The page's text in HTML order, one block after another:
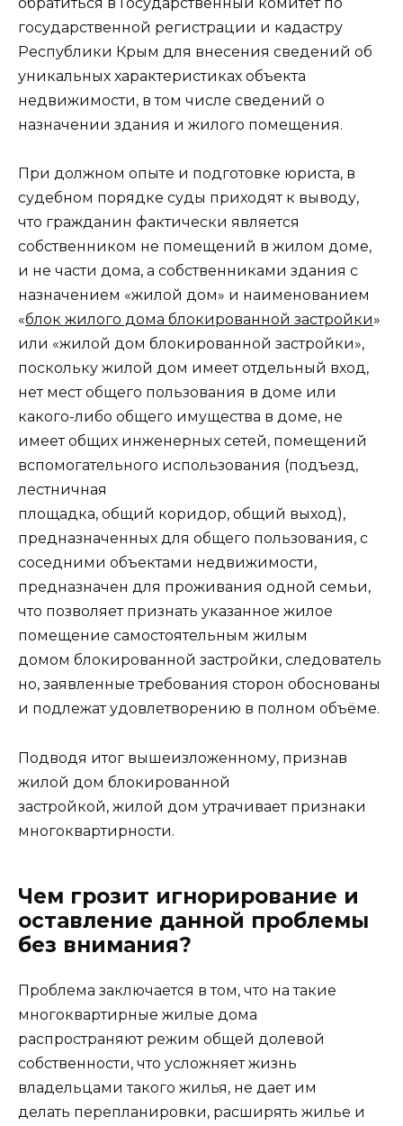
государственной регистрации и кадастру
Республики Крым для внесения сведений об
уникальных характеристиках объекта
недвижимости, в том числе сведений о
назначении здания и жилого помещения.
При должном опыте и подготовке юриста, в
судебном порядке суды приходят к выводу,
что гражданин фактически является
собственником не помещений в жилом доме,
и не части дома, а собственниками здания с
назначением «жилой дом» и наименованием
«блок жилого дома блокированной застройки»
или «жилой дом блокированной застройки»,
поскольку жилой дом имеет отдельный вход,
нет мест общего пользования в доме или
какого-либо общего имущества в доме, не
имеет общих инженерных сетей, помещений
вспомогательного использования (подъезд,
лестничная
площадка, общий коридор, общий выход),
предназначенных для общего пользования, с
соседними объектами недвижимости,
предназначен для проживания одной семьи,
что позволяет признать указанное жилое
помещение самостоятельным жилым
домом блокированной застройки, следователь
но, заявленные требования сторон обоснованы
и подлежат удовлетворению в полном объёме.
Подводя итог вышеизложенному, признав
жилой дом блокированной
застройкой, жилой дом утрачивает признаки
многоквартирности.
Чем грозит игнорирование и
оставление данной проблемы
без внимания?
Проблема заключается в том, что на такие
многоквартирные жилые дома
распространяют режим общей долевой
собственности, что усложняет жизнь
владельцами такого жилья, не дает им
делать перепланировки, расширять жилье и